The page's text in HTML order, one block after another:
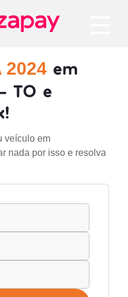
2024 em
TO e
veículo em
nada por isso e resolva